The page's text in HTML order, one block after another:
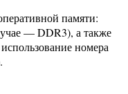
памяти:
— DDR3), а также
номера